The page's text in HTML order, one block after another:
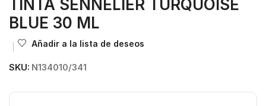
TINTA SENNELIER TURQUOISE
BLUE 30 ML
Añadir a la lista de deseos
SKU: N134010/341